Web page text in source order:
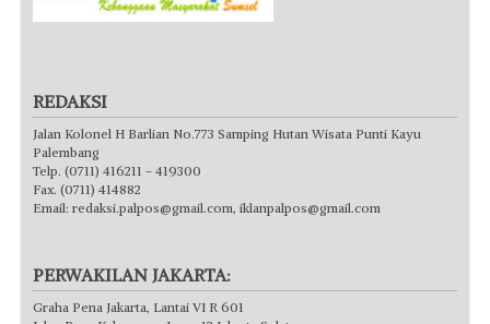
REDAKSI
Jalan Kolonel H Barlian No.773 Samping Hutan Wisata Punti Kayu
Palembang
Telp. (0711) 416211 - 419300
Fax. (0711) 414882
Email: redaksi.palpos@gmail.com, iklanpalpos@gmail.com
PERWAKILAN JAKARTA:
Graha Pena Jakarta, Lantai VI R 601